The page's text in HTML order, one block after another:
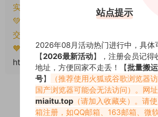
实将封禁账号权限！
💚本文资源均来源网友分享，若侵犯了
交工单处理。
🧡转载请注明出处！原文链接：
https://www.miaitu.com/79565.html
0 0
站点提示
2026年08月活动热门进行中，具体
【2026最新活动】，注册会员记得
地址，方便回家不走丢！【批量搬
号】
（推荐使用火狐或谷歌浏览器
国产浏览器可能会无法访问）。网址
miaitu.top （请加入收藏夹）。请
箱注册，如QQ邮箱、163邮箱、微